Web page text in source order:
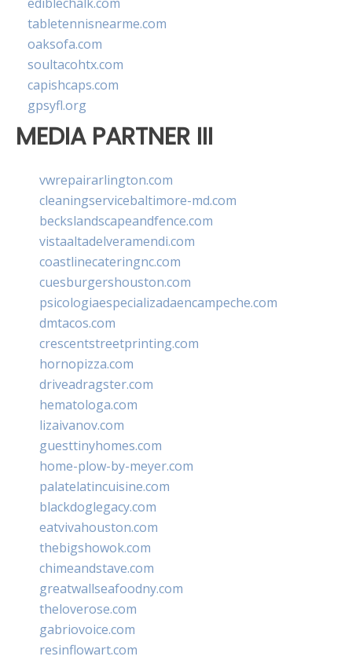
tabletennisnearme.com
oaksofa.com
soultacohtx.com
capishcaps.com
gpsyfl.org
MEDIA PARTNER III
vwrepairarlington.com
cleaningservicebaltimore-md.com
beckslandscapeandfence.com
vistaaltadelveramendi.com
coastlinecateringnc.com
cuesburgershouston.com
psicologiaespecializadaencampeche.com
dmtacos.com
crescentstreetprinting.com
hornopizza.com
driveadragster.com
hematologa.com
lizaivanov.com
guesttinyhomes.com
home-plow-by-meyer.com
palatelatincuisine.com
blackdoglegacy.com
eatvivahouston.com
thebigshowok.com
chimeandstave.com
greatwallseafoodny.com
theloverose.com
gabriovoice.com
resinflowart.com